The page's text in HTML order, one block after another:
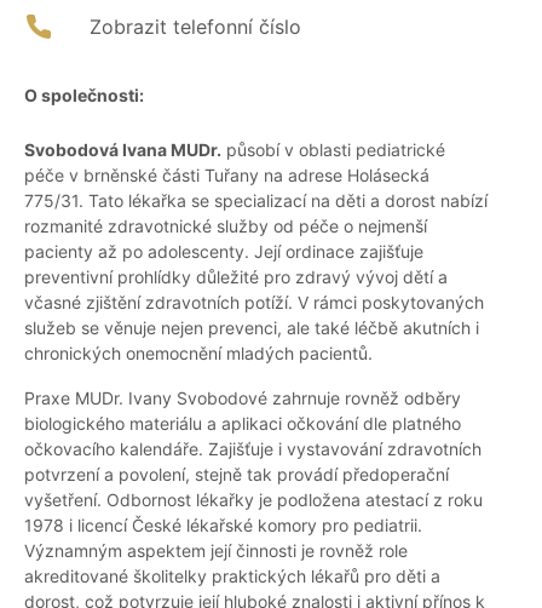
Zobrazit telefonní číslo
O společnosti:
Svobodová Ivana MUDr. působí v oblasti pediatrické
péče v brněnské části Tuřany na adrese Holásecká
775/31. Tato lékařka se specializací na děti a dorost nabízí
rozmanité zdravotnické služby od péče o nejmenší
pacienty až po adolescenty. Její ordinace zajišťuje
preventivní prohlídky důležité pro zdravý vývoj dětí a
včasné zjištění zdravotních potíží. V rámci poskytovaných
služeb se věnuje nejen prevenci, ale také léčbě akutních i
chronických onemocnění mladých pacientů.
Praxe MUDr. Ivany Svobodové zahrnuje rovněž odběry
biologického materiálu a aplikaci očkování dle platného
očkovacího kalendáře. Zajišťuje i vystavování zdravotních
potvrzení a povolení, stejně tak provádí předoperační
vyšetření. Odbornost lékařky je podložena atestací z roku
1978 i licencí České lékařské komory pro pediatrii.
Významným aspektem její činnosti je rovněž role
akreditované školitelky praktických lékařů pro děti a
dorost, což potvrzuje její hluboké znalosti i aktivní přínos k